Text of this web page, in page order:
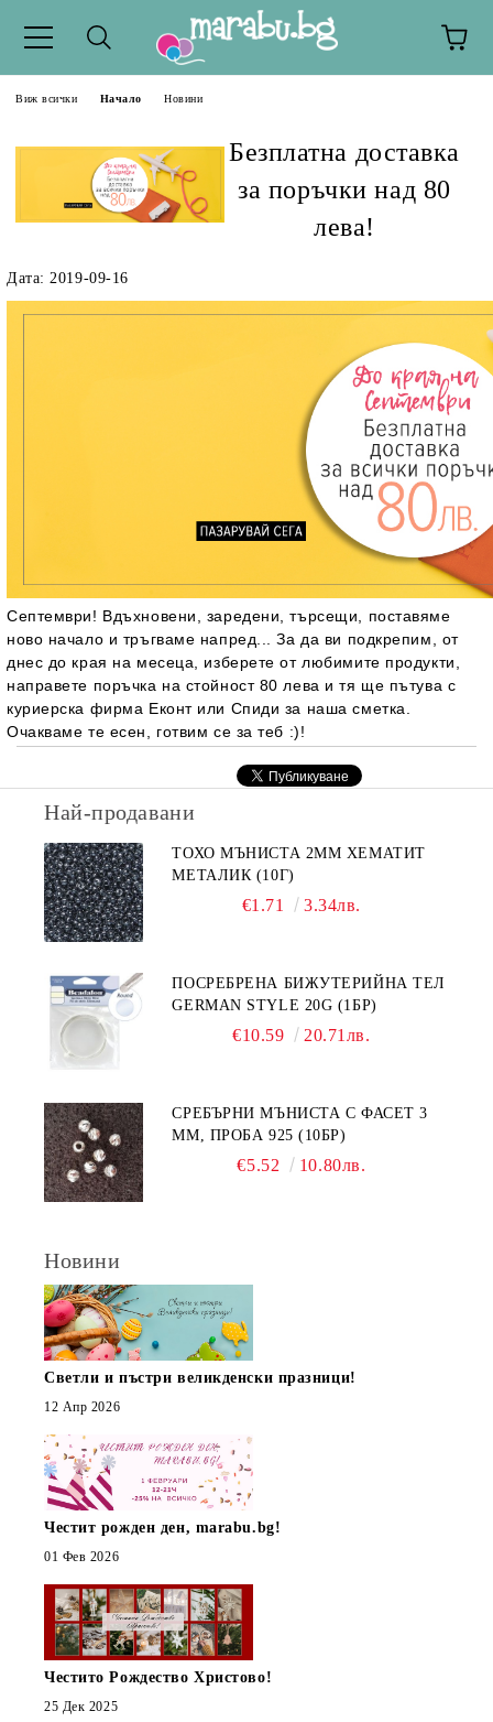
Виж всички Начало Новини
Безплатна доставка
за поръчки над 80
лева!
Дата: 2019-09-16
Септември! Вдъхновени, заредени, търсещи, поставяме
ново начало и тръгваме напред... За да ви подкрепим, от
днес до края на месеца, изберете от любимите продукти,
направете поръчка на стойност 80 лева и тя ще пътува с
куриерска фирма Еконт или Спиди за наша сметка.
Очакваме те есен, готвим се за теб :)!
Най-продавани
ТОХО МЪНИСТА 2ММ ХЕМАТИТ
МЕТАЛИК (10Г)
€1.71 3.34лв.
ПОСРЕБРЕНА БИЖУТЕРИЙНА ТЕЛ
GERMAN STYLE 20G (1БР)
€10.59 20.71лв.
СРЕБЪРНИ МЪНИСТА С ФАСЕТ 3
ММ, ПРОБА 925 (10БР)
€5.52 10.80лв.
Новини
Светли и пъстри великденски празници!
12 Апр 2026
Честит рожден ден, marabu.bg!
01 Фев 2026
Честито Рождество Христово!
25 Дек 2025